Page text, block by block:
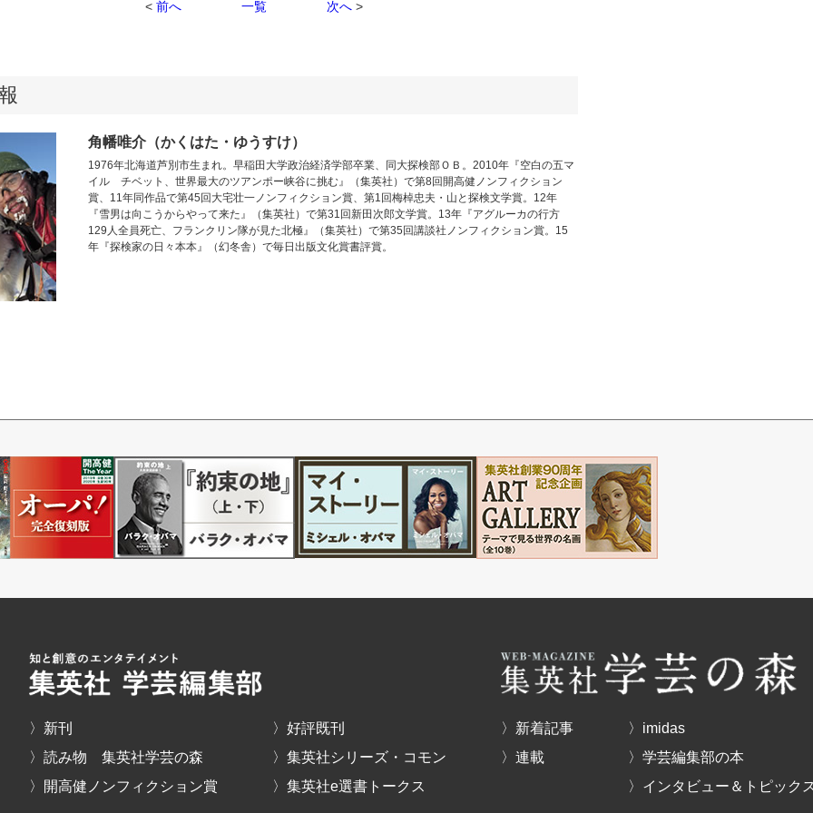
< 前へ 一覧 次へ>
角幡唯介（かくはた・ゆうすけ）
1976年北海道芦別市生まれ。早稲田大学政治経済学部卒業、同大探検部ＯＢ。2010年『空白の五マ
イル チベット、世界最大のツアンポー峡谷に挑む』（集英社）で第8回開高健ノンフィクション
賞、11年同作品で第45回大宅壮一ノンフィクション賞、第1回梅棹忠夫・山と探検文学賞。12年
『雪男は向こうからやって来た』（集英社）で第31回新田次郎文学賞。13年『アグルーカの行方
129人全員死亡、フランクリン隊が見た北極』（集英社）で第35回講談社ノンフィクション賞。15
年『探検家の日々本本』（幻冬舎）で毎日出版文化賞書評賞。
〉新刊
〉読み物 集英社学芸の森
〉開高健ノンフィクション賞
〉好評既刊
〉集英社シリーズ・コモン
〉集英社e選書トークス
〉新着記事
〉連載
〉imidas
〉学芸編集部の本
〉インタビュー＆トピック